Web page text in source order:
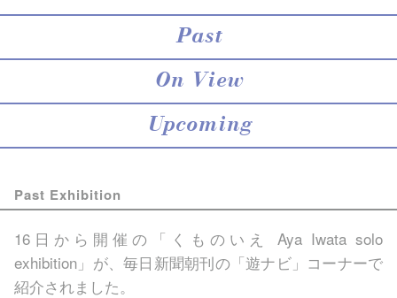
Past
On View
Upcoming
Past Exhibition
16日から開催の「くものいえ Aya Iwata solo
exhibition」が、毎日新聞朝刊の「遊ナビ」コーナーで
紹介されました。